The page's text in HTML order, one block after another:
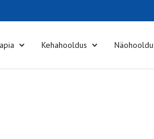
Kehahooldus